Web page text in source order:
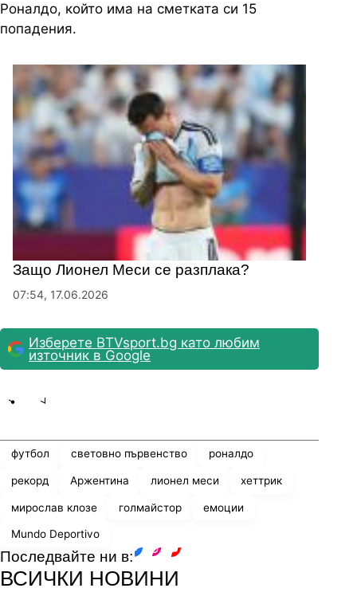
Роналдо, който има на сметката си 15
попадения.
Защо Лионел Меси се разплака?
07:54, 17.06.2026
Изберете BTVsport.bg като любим
източник в Google
футбол световно първенство роналдо
рекорд Аржентина лионел меси хеттрик
мирослав клозе голмайстор емоции
Mundo Deportivo
Последвайте ни в:
ВСИЧКИ НОВИНИ